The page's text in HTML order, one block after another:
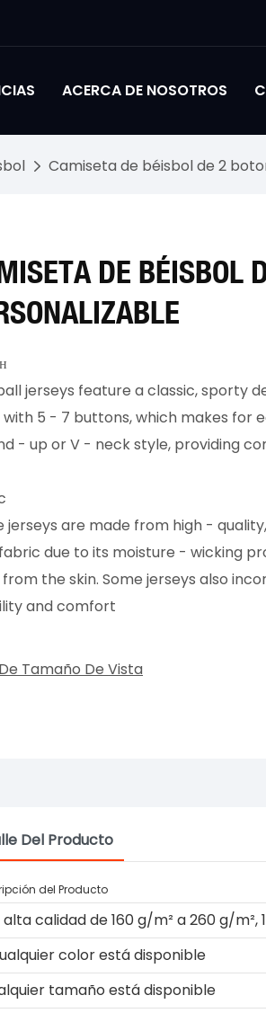
ACERCA DE NOSOTROS
Camiseta de béisbol de 2
DE BÉISBOL
jerseys feature a classic, sporty
5 - 7 buttons, which makes for
- up or V - neck style, providing
jerseys are made from high -
due to its moisture - wicking
the skin. Some jerseys also
and comfort
Tamaño De Vista
Del Producto
del Producto
calidad de 160 g/m² a 260 g/m²,
color está disponible
tamaño está disponible